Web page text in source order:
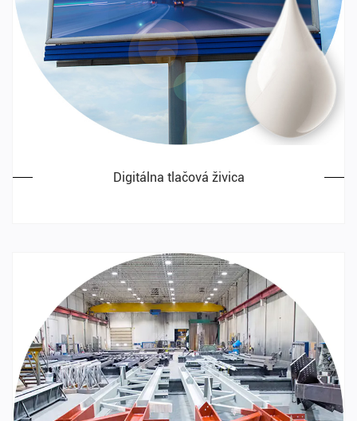
Digitálna tlačová živica